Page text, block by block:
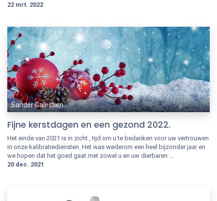
22 mrt. 2022
Sander Galestien
Fijne kerstdagen en een gezond 2022.
Het einde van 2021 is in zicht , tijd om u te bedanken voor uw vertrouwen
in onze kalibratiediensten. Het was wederom een heel bijzonder jaar en
we hopen dat het goed gaat met zowel u en uw dierbaren ...
20 dec. 2021